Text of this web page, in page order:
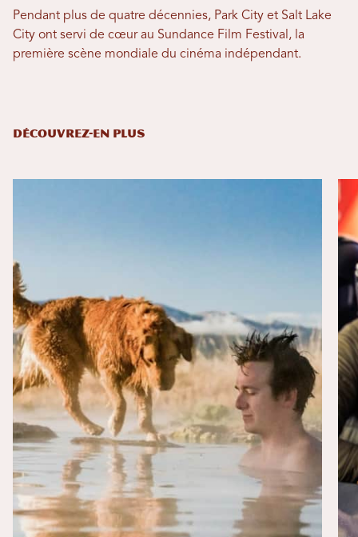
Pendant plus de quatre décennies, Park City et Salt Lake
City ont servi de cœur au Sundance Film Festival, la
première scène mondiale du cinéma indépendant.
DÉCOUVREZ-EN PLUS